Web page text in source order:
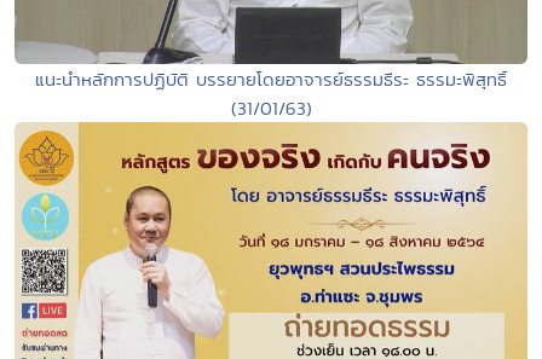
แนะนำหลักการปฏิบัติ บรรยายโดยอาจารย์ธรรมธีระ ธรรมะพิสุทธิ์
(31/01/63)